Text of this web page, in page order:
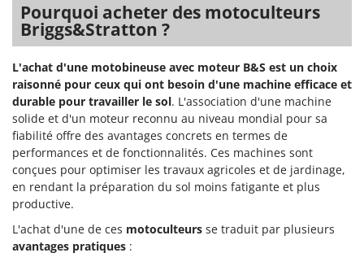
Z
Zanon
ZGrills
Zodiac
Zomax
Pourquoi acheter des motoculteurs
Briggs&Stratton ?
L'achat d'une motobineuse avec moteur B&S est un choix
raisonné pour ceux qui ont besoin d'une machine efficace et
durable pour travailler le sol. L'association d'une machine
solide et d'un moteur reconnu au niveau mondial pour sa
fiabilité offre des avantages concrets en termes de
performances et de fonctionnalités. Ces machines sont
conçues pour optimiser les travaux agricoles et de jardinage,
en rendant la préparation du sol moins fatigante et plus
productive.
L'achat d'une de ces motoculteurs se traduit par plusieurs
avantages pratiques :